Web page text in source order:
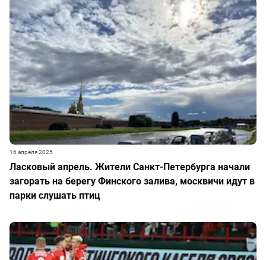
Ласковый апрель. Жители Санкт-Петербурга начали
загорать на берегу Финского залива, москвичи идут в
парки слушать птиц
16 апреля 2025